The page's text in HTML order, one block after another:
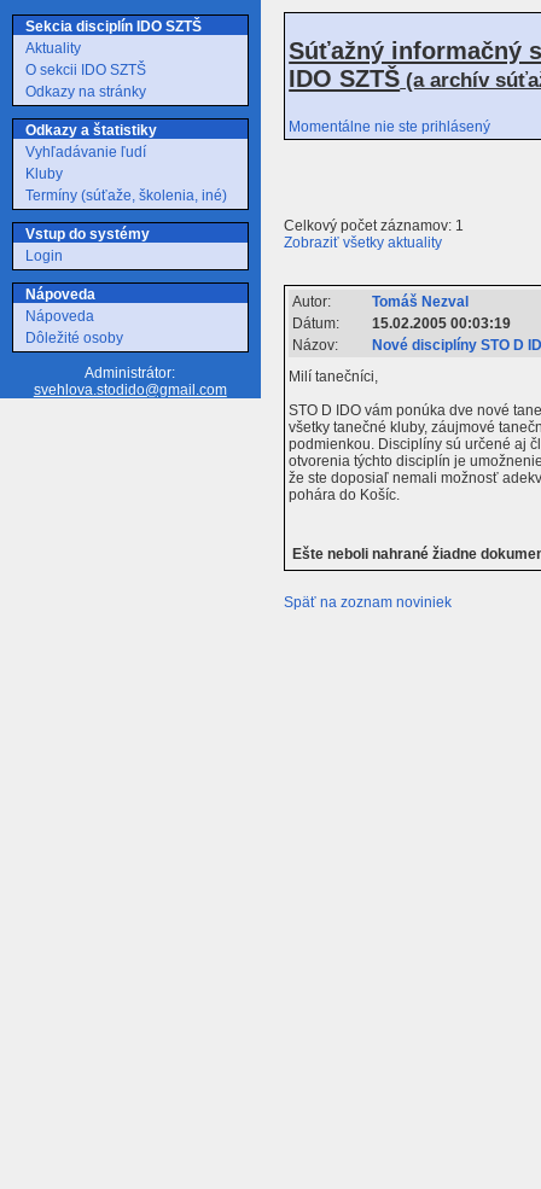
Sekcia disciplín IDO SZTŠ
Aktuality
O sekcii IDO SZTŠ
Odkazy na stránky
Odkazy a štatistiky
Vyhľadávanie ľudí
Kluby
Termíny (súťaže, školenia, iné)
Vstup do systémy
Login
Nápoveda
Nápoveda
Dôležité osoby
Administrátor:
svehlova.stodido@gmail.com
Súťažný informačný
IDO SZTŠ (a archív
Momentálne nie ste prihlásený
Celkový počet záznamov: 1
Zobraziť všetky aktuality
Autor:
Tomáš Nezval
Dátum:
15.02.2005 00:03:19
Názov:
Nové disciplíny STO D
Milí tanečníci,
STO D IDO vám ponúka dve nové
všetky tanečné kluby, záujmové
podmienkou. Disciplíny sú určené aj
otvorenia týchto disciplín je
že ste doposiaľ nemali možnosť
pohára do Košíc.
Ešte neboli nahrané žiadne
Späť na zoznam noviniek